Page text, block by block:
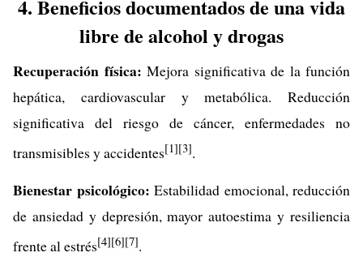
4. Beneficios documentados de una vida
libre de alcohol y drogas
Recuperación física: Mejora significativa de la función
hepática, cardiovascular y metabólica. Reducción
significativa del riesgo de cáncer, enfermedades no
transmisibles y accidentes[1][3].
Bienestar psicológico: Estabilidad emocional, reducción
de ansiedad y depresión, mayor autoestima y resiliencia
frente al estrés[4][6][7].